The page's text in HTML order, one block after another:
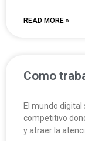
READ MORE »
Como
El mundo
competitivo
y atraer la